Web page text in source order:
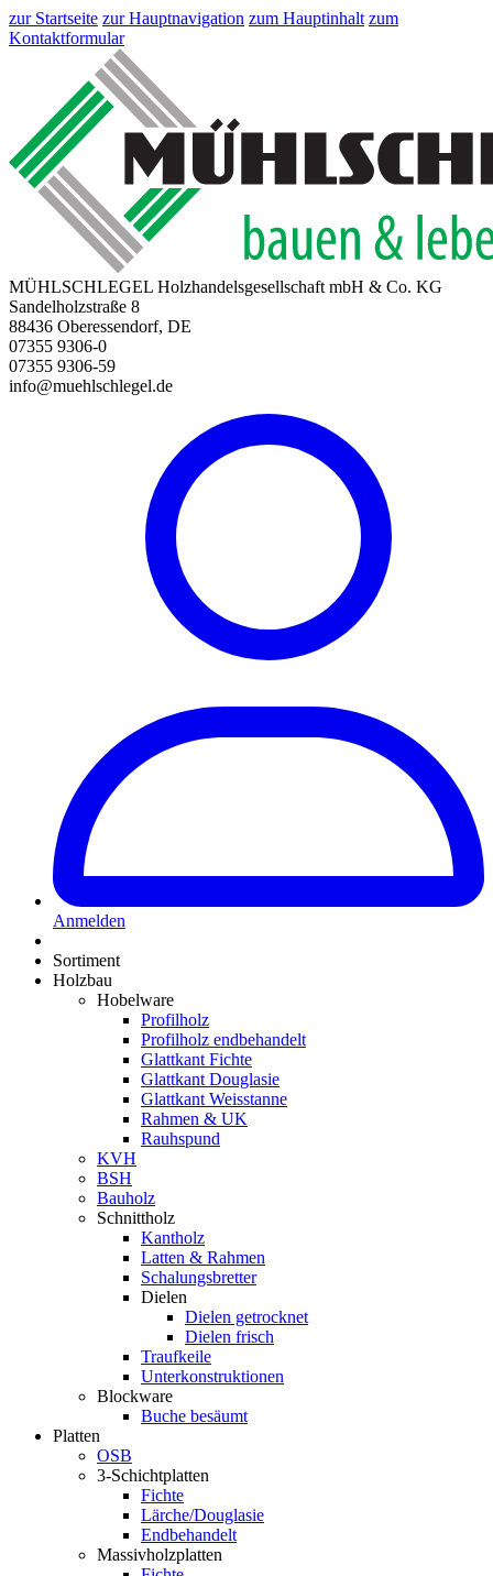
zur Startseite zur Hauptnavigation zum Hauptinhalt zum
Kontaktformular
MÜHLSCHLEGEL Holzhandelsgesellschaft mbH & Co. KG
Sandelholzstraße 8
88436 Oberessendorf, DE
07355 9306-0
07355 9306-59
info@muehlschlegel.de
Anmelden
Sortiment
Holzbau
Hobelware
Profilholz
Profilholz endbehandelt
Glattkant Fichte
Glattkant Douglasie
Glattkant Weisstanne
Rahmen & UK
Rauhspund
KVH
BSH
Bauholz
Schnittholz
Kantholz
Latten & Rahmen
Schalungsbretter
Dielen
Dielen getrocknet
Dielen frisch
Traufkeile
Unterkonstruktionen
Blockware
Buche besäumt
Platten
OSB
3-Schichtplatten
Fichte
Lärche/Douglasie
Endbehandelt
Massivholzplatten